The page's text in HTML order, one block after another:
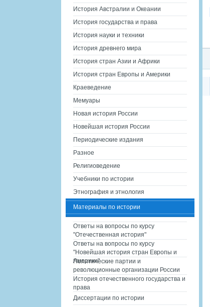
История Австралии и Океании
История государства и права
История науки и техники
История древнего мира
История стран Азии и Африки
История стран Европы и Америки
Краеведение
Мемуары
Новая история России
Новейшая история России
Периодические издания
Разное
Религиоведение
Учебники по истории
Этнография и этнология
Материалы по истории
Ответы на вопросы по курсу
"Отечественная история"
Ответы на вопросы по курсу
"Новейшая история стран Европы и
Америки"
Политические партии и
революционные организации России
История отечественного государства и
права
Диссертации по истории